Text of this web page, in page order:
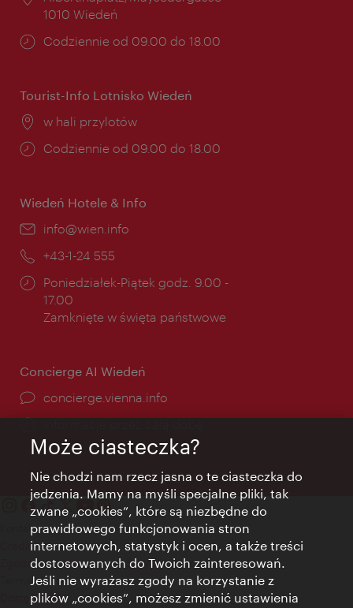
1010 Wiedeń
Godziny
Codziennie od 09.00 do 18.00
Tourist-Info Lotnisko Wiedeń
Miejsce:
w hali przylotów
Godziny
Codziennie od 09.00 do 18.00
Wiedeń Hotele & Info
E-
info@wien.info
Telefon:
+43-1-24 555
Godziny
otwarcia:
Poniedziałek-Piątek godz. 9.00 -
17.00
Zamknięte w święta państwowe
Concierge AI Wiedeń
concierge.vienna.info
Kontakt
Credits
Zgoda na przetwarzanie danych osobowych
Terms of Use
Dostępność
Może ciasteczka?
Nie chodzi nam rzecz jasna o te ciasteczka do
jedzenia. Mamy na myśli specjalne pliki, tak
zwane „cookies”, które są niezbędne do
prawidłowego funkcjonowania stron
internetowych, statystyk i ocen, a także treści
dostosowanych do Twoich zainteresowań.
Jeśli nie wyrażasz zgody na korzystanie z
plików „cookies”, możesz zmienić ustawienia